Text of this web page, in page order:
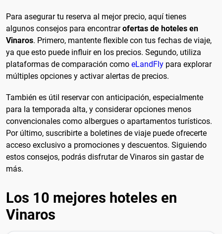
Para asegurar tu reserva al mejor precio, aquí tienes
algunos consejos para encontrarofertas de hoteles en
Vinaros. Primero, mantente flexible con tus fechas de viaje,
ya que esto puede influir en los precios. Segundo, utiliza
plataformas de comparación como eLandFly para explorar
múltiples opciones y activar alertas de precios.
También es útil reservar con anticipación, especialmente
para la temporada alta, y considerar opciones menos
convencionales como albergues o apartamentos turísticos.
Por último, suscribirte a boletines de viaje puede ofrecerte
acceso exclusivo a promociones y descuentos. Siguiendo
estos consejos, podrás disfrutar de Vinaros sin gastar de
más.
Los 10 mejores hoteles en
Vinaros